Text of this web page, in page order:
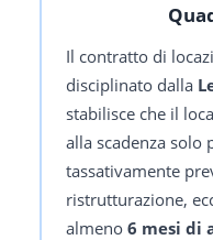
Il contratto di
disciplinato dalla
stabilisce che il
alla scadenza solo
tassativamente
ristrutturazione,
almeno 6 mesi di